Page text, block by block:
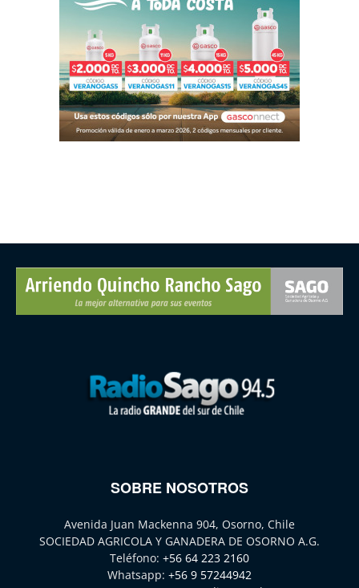
SOBRE NOSOTROS
Avenida Juan Mackenna 904, Osorno, Chile
SOCIEDAD AGRICOLA Y GANADERA DE OSORNO A.G.
Teléfono: +56 64 223 2160
Whatsapp: +56 9 57244942